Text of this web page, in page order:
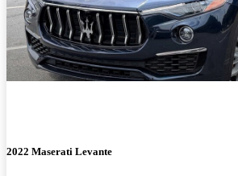
2022 Maserati Levante